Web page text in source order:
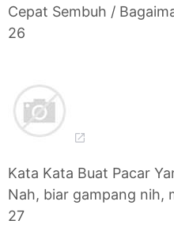
Cepat Sembuh /
26
Kata Kata Buat Pacar
Nah, biar gampang nih,
27